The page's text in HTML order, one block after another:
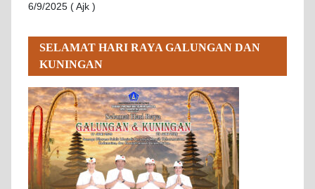
6/9/2025 ( Ajk )
SELAMAT HARI RAYA GALUNGAN DAN
KUNINGAN